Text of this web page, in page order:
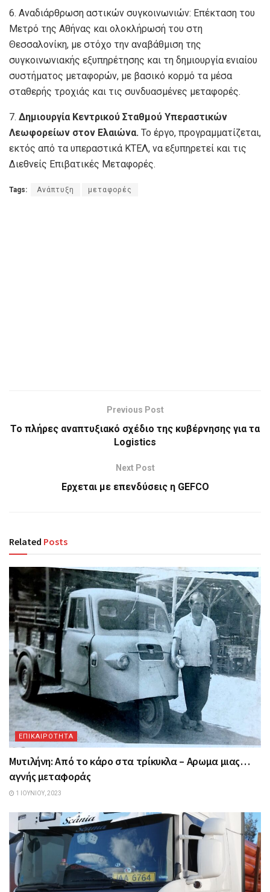
6. Αναδιάρθρωση αστικών συγκοινωνιών: Επέκταση του
Μετρό της Αθήνας και ολοκλήρωσή του στη
Θεσσαλονίκη, με στόχο την αναβάθμιση της
συγκοινωνιακής εξυπηρέτησης και τη δημιουργία ενιαίου
συστήματος μεταφορών, με βασικό κορμό τα μέσα
σταθερής τροχιάς και τις συνδυασμένες μεταφορές.
7. Δημιουργία Κεντρικού Σταθμού Υπεραστικών
Λεωφορείων στον Ελαιώνα. Το έργο, προγραμματίζεται,
εκτός από τα υπεραστικά ΚΤΕΛ, να εξυπηρετεί και τις
Διεθνείς Επιβατικές Μεταφορές.
Tags: Ανάπτυξη μεταφορές
Previous Post
Το πλήρες αναπτυξιακό σχέδιο της κυβέρνησης για τα
Logistics
Next Post
Ερχεται με επενδύσεις η GEFCO
Related Posts
ΕΠΙΚΑΙΡΟΤΗΤΑ
Μυτιλήνη: Από το κάρο στα τρίκυκλα – Αρωμα μιας…
αγνής μεταφοράς
1 ΙΟΥΝΊΟΥ, 2023